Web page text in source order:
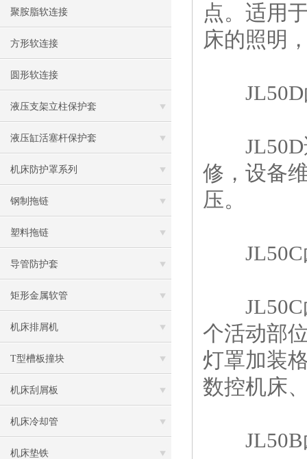
聚胺脂软连接
方形软连接
圆形软连接
液压支架立柱保护套
液压缸活塞杆保护套
机床防护罩系列
钢制拖链
塑料拖链
导管防护套
矩形金属软管
机床排屑机
T型槽板撞块
机床刮屑板
机床冷却管
机床垫铁
点。适用
床的照明
JL50D
JL50D
修，设备
压。
JL50C
JL50C
个活动部
灯罩加装
数控机床
JL50B